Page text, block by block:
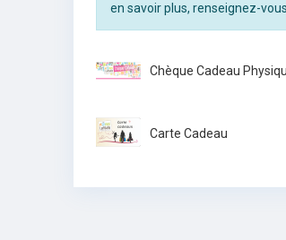
en savoir plus, renseignez-
Chèque Cadeau
Carte Cadeau